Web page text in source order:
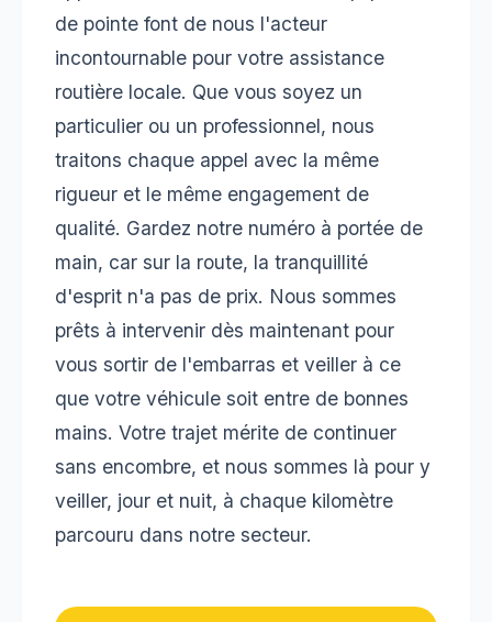
de pointe font de nous l'acteur
incontournable pour votre assistance
routière locale. Que vous soyez un
particulier ou un professionnel, nous
traitons chaque appel avec la même
rigueur et le même engagement de
qualité. Gardez notre numéro à portée de
main, car sur la route, la tranquillité
d'esprit n'a pas de prix. Nous sommes
prêts à intervenir dès maintenant pour
vous sortir de l'embarras et veiller à ce
que votre véhicule soit entre de bonnes
mains. Votre trajet mérite de continuer
sans encombre, et nous sommes là pour y
veiller, jour et nuit, à chaque kilomètre
parcouru dans notre secteur.